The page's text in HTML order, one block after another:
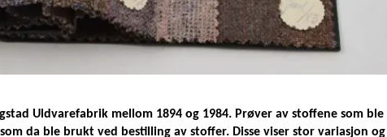
Uldvarefabrik mellom 1894 og 1984. Prøver av stoffene som ble
da ble brukt ved bestilling av stoffer. Disse viser stor variasjon og